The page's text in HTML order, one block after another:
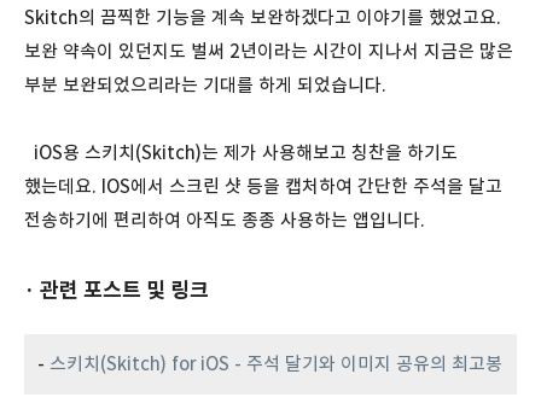
Skitch의 끔찍한 기능을 계속 보완하겠다고 이야기를 했었고요.
보완 약속이 있던지도 벌써 2년이라는 시간이 지나서 지금은 많은
부분 보완되었으리라는 기대를 하게 되었습니다.
iOS용 스키치(Skitch)는 제가 사용해보고 칭찬을 하기도
했는데요. IOS에서 스크린 샷 등을 캡처하여 간단한 주석을 달고
전송하기에 편리하여 아직도 종종 사용하는 앱입니다.
· 관련 포스트 및 링크
- 스키치(Skitch) for iOS - 주석 달기와 이미지 공유의 최고봉